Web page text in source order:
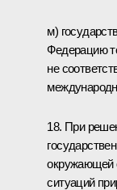
м)
Федерацию
не
18. При
окружающей
ситуаций